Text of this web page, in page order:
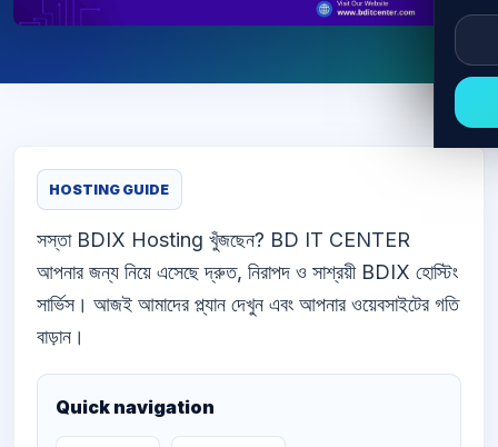
HOSTING GUIDE
সস্তা BDIX Hosting খুঁজছেন? BD IT CENTER
আপনার জন্য নিয়ে এসেছে দ্রুত, নিরাপদ ও সাশ্রয়ী BDIX হোস্টিং
সার্ভিস। আজই আমাদের প্ল্যান দেখুন এবং আপনার ওয়েবসাইটের গতি
বাড়ান।
Quick navigation